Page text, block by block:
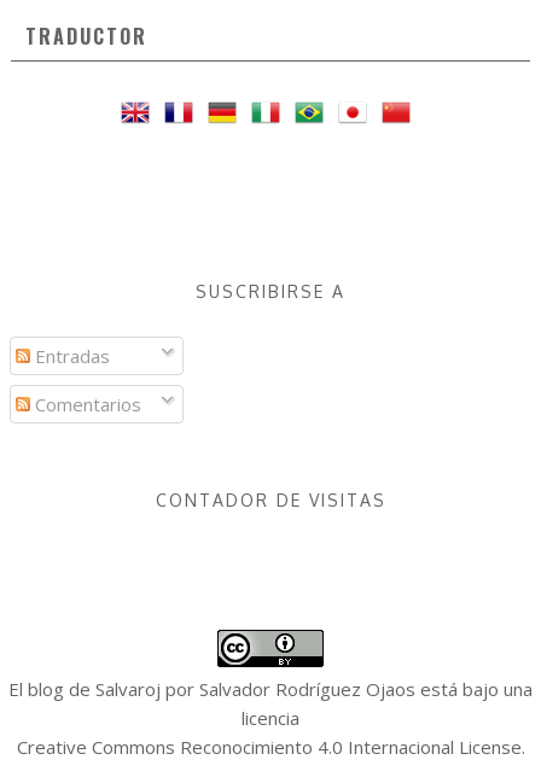
TRADUCTOR
SUSCRIBIRSE A
Entradas
Comentarios
CONTADOR DE VISITAS
El blog de Salvaroj por Salvador Rodríguez Ojaos está bajo una
licencia
Creative Commons Reconocimiento 4.0 Internacional License.